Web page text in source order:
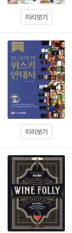
미리보기
미리보기